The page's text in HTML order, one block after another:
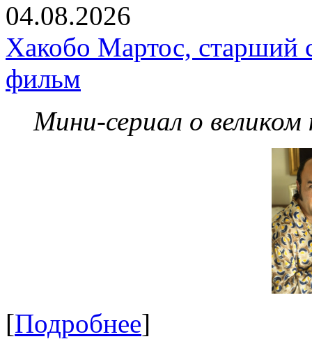
04.08.2026
Хакобо Мартос, старший
фильм
Мини-сериал о великом
[Подробнее]